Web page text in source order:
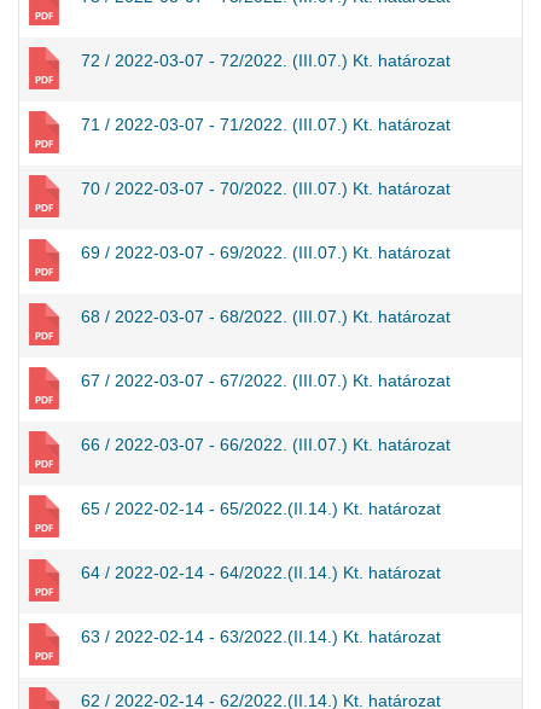
72 / 2022-03-07 - 72/2022. (III.07.) Kt. határozat
71 / 2022-03-07 - 71/2022. (III.07.) Kt. határozat
70 / 2022-03-07 - 70/2022. (III.07.) Kt. határozat
69 / 2022-03-07 - 69/2022. (III.07.) Kt. határozat
68 / 2022-03-07 - 68/2022. (III.07.) Kt. határozat
67 / 2022-03-07 - 67/2022. (III.07.) Kt. határozat
66 / 2022-03-07 - 66/2022. (III.07.) Kt. határozat
65 / 2022-02-14 - 65/2022.(II.14.) Kt. határozat
64 / 2022-02-14 - 64/2022.(II.14.) Kt. határozat
63 / 2022-02-14 - 63/2022.(II.14.) Kt. határozat
62 / 2022-02-14 - 62/2022.(II.14.) Kt. határozat